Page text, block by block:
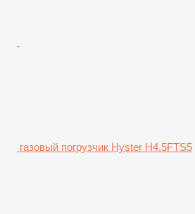
газовый погрузчик Hyster H4.5FTS5